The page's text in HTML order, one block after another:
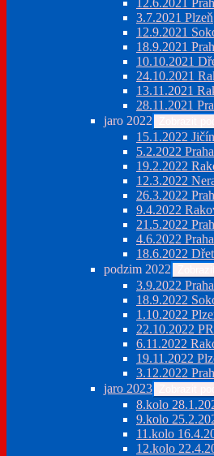
12.6.2021
3.7.2021 Plzeň
12.9.2021
18.9.2021
10.10.2021
24.10.2021
13.11.2021
28.11.2021
jaro 2022
15.1.2022 Jičín
5.2.2022 Praha
19.2.2022
12.3.2022
26.3.2022
9.4.2022
21.5.2022
4.6.2022 Praha
18.6.2022
podzim 2022
3.9.2022
18.9.2022
1.10.2022
22.10.2022
6.11.2022
19.11.2022
3.12.2022
jaro 2023
8.kolo
9.kolo
11.kolo
12.kolo